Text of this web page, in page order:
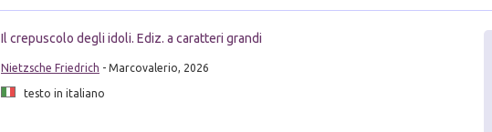
Il crepuscolo degli idoli. Ediz. a caratteri grandi
Nietzsche Friedrich - Marcovalerio, 2026
testo in italiano